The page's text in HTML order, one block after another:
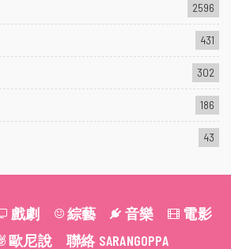
2596
431
302
186
43
戲劇 綜藝 音樂
電影
歐尼說 聯絡 SARANGOPPA